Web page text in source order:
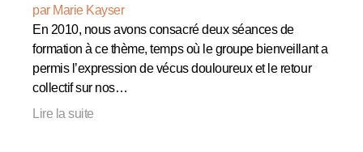
par Marie Kayser
En 2010, nous avons consacré deux séances de
formation à ce thème, temps où le groupe bienveillant a
permis l’expression de vécus douloureux et le retour
collectif sur nos…
Lire la suite